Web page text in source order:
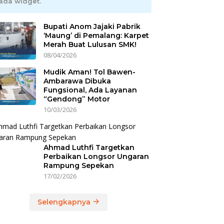
Bupati Anom Jajaki Pabrik
‘Maung’ di Pemalang: Karpet
Merah Buat Lulusan SMK!
08/04/2026
Mudik Aman! Tol Bawen-
Ambarawa Dibuka
Fungsional, Ada Layanan
“Gendong” Motor
10/03/2026
Ahmad Luthfi Targetkan
Perbaikan Longsor Ungaran
Rampung Sepekan
17/02/2026
Selengkapnya